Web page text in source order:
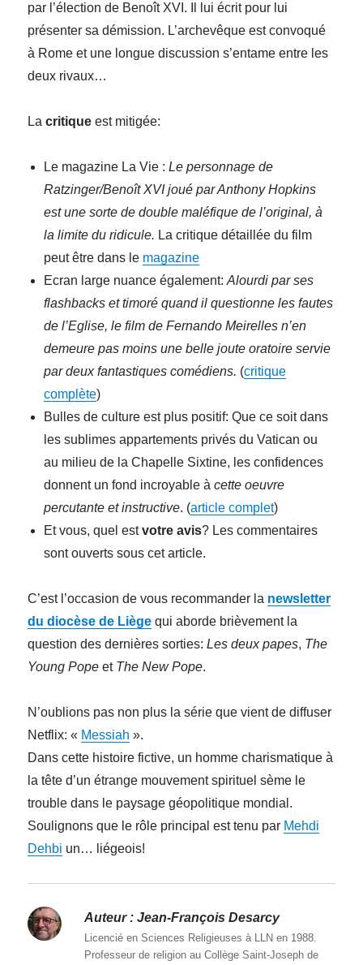
par l’élection de Benoît XVI. Il lui écrit pour lui
présenter sa démission. L’archevêque est convoqué
à Rome et une longue discussion s’entame entre les
deux rivaux…
Lacritique est mitigée:
Le magazine La Vie :Le personnage de
Ratzinger/Benoît XVI joué par Anthony Hopkins
est une sorte de double maléfique de l’original, à
la limite du ridicule. La critique détaillée du film
peut être dans le magazine
Ecran large nuance également:Alourdi par ses
flashbacks et timoré quand il questionne les fautes
de l’Eglise, le film de Fernando Meirelles n’en
demeure pas moins une belle joute oratoire servie
par deux fantastiques comédiens. (critique
complète)
Bulles de culture est plus positif: Que ce soit dans
les sublimes appartements privés du Vatican ou
au milieu de la Chapelle Sixtine, les confidences
donnent un fond incroyable àcette oeuvre
percutante et instructive. (article complet)
Et vous, quel estvotre avis? Les commentaires
sont ouverts sous cet article.
C’est l’occasion de vous recommander la newsletter
du diocèse de Liège qui aborde brièvement la
question des dernières sorties:Les deux papes, The
Young Pope et The New Pope.
N’oublions pas non plus la série que vient de diffuser
Netflix: « Messiah ».
Dans cette histoire fictive, un homme charismatique à
la tête d’un étrange mouvement spirituel sème le
trouble dans le paysage géopolitique mondial.
Soulignons que le rôle principal est tenu par Mehdi
Dehbi un… liégeois!
Auteur : Jean-François Desarcy
Licencié en Sciences Religieuses à LLN en 1988.
Professeur de religion au Collège Saint-Joseph de